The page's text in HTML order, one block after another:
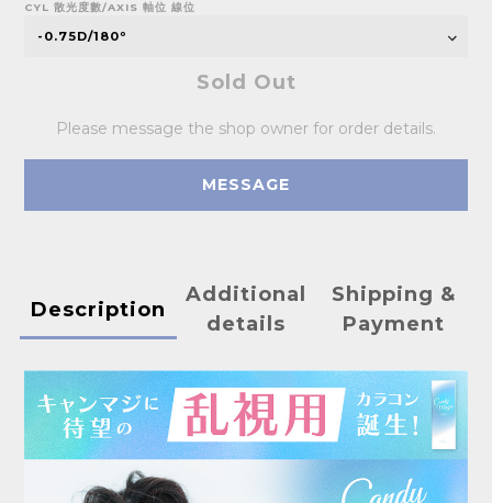
CYL 散光度數/AXIS 軸位 線位
Sold Out
Please message the shop owner for order details.
MESSAGE
Description
Additional
details
Shipping &
Payment